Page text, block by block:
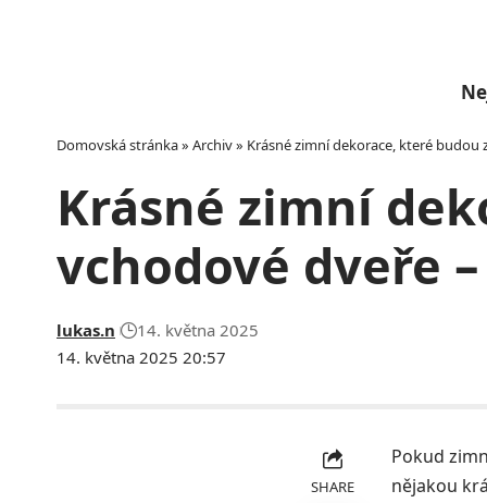
Domovská stránka» Archiv» Krásné zimní dekorace, které
Krásné zimní
vchodové dveře
14. května 2025 20:57
lukas.n 14. května 2025
SHARE
Pokud
nějakou